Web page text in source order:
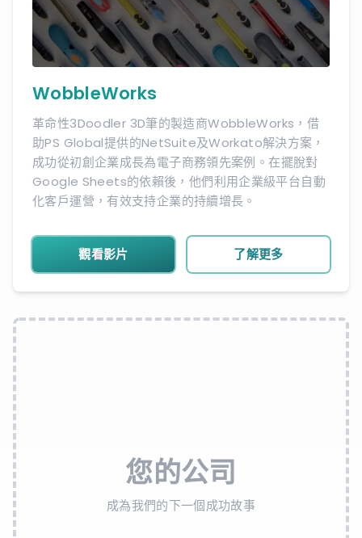
WobbleWorks
革命性3Doodler 3D筆的製造商WobbleWorks，借
助PS Global提供的NetSuite及Workato解決方案，
成功從初創企業成長為電子商務領先案例。在擺脫對
Google Sheets的依賴後，他們利用企業級平台自動
化客戶運營，有效支持企業的持續增長。
觀看影片 了解更多
您的公司
成為我們的下一個成功故事